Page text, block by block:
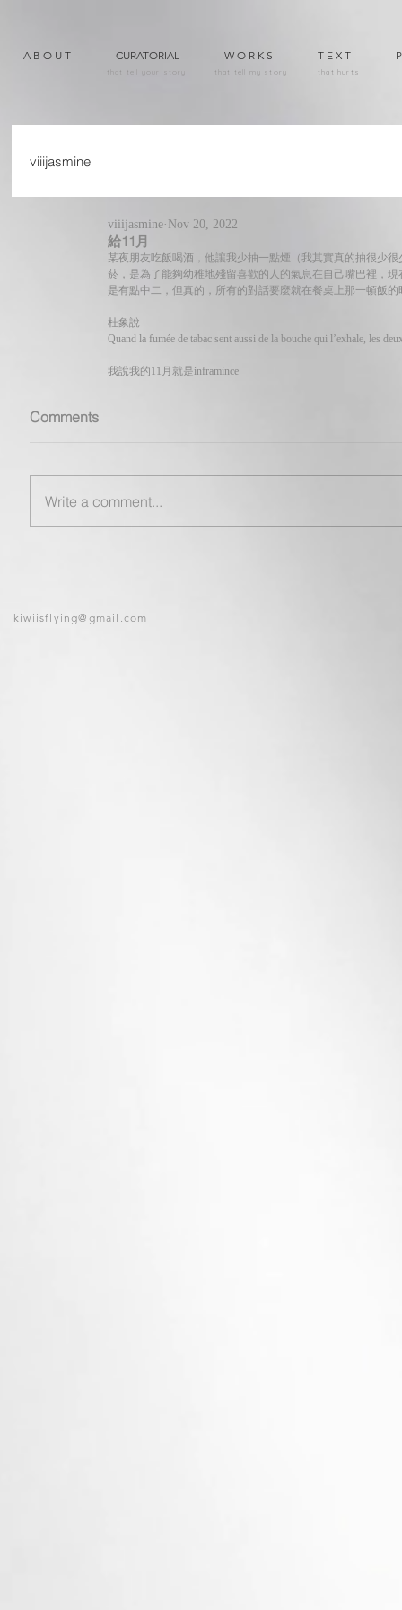
A B O U T CURATORIAL W O R K S T E X T
that tell your story that tell my story that hurts
viiijasmine
給11月
viiijasmine Nov 20, 2022
某夜朋友吃飯喝酒，他讓我少抽一點煙（我其實真的抽很少
菸，是為了能夠幼稚地殘留喜歡的人的氣息在自己嘴巴裡，
是有點中二，但真的，所有的對話要麼就在餐桌上那一頓飯
杜象說
Quand la fumée de tabac sent aussi de la bouche qui l’exhale, les
我說我的11月就是inframince
Comments
Write a comment...
kiwiisflying@gmail.com